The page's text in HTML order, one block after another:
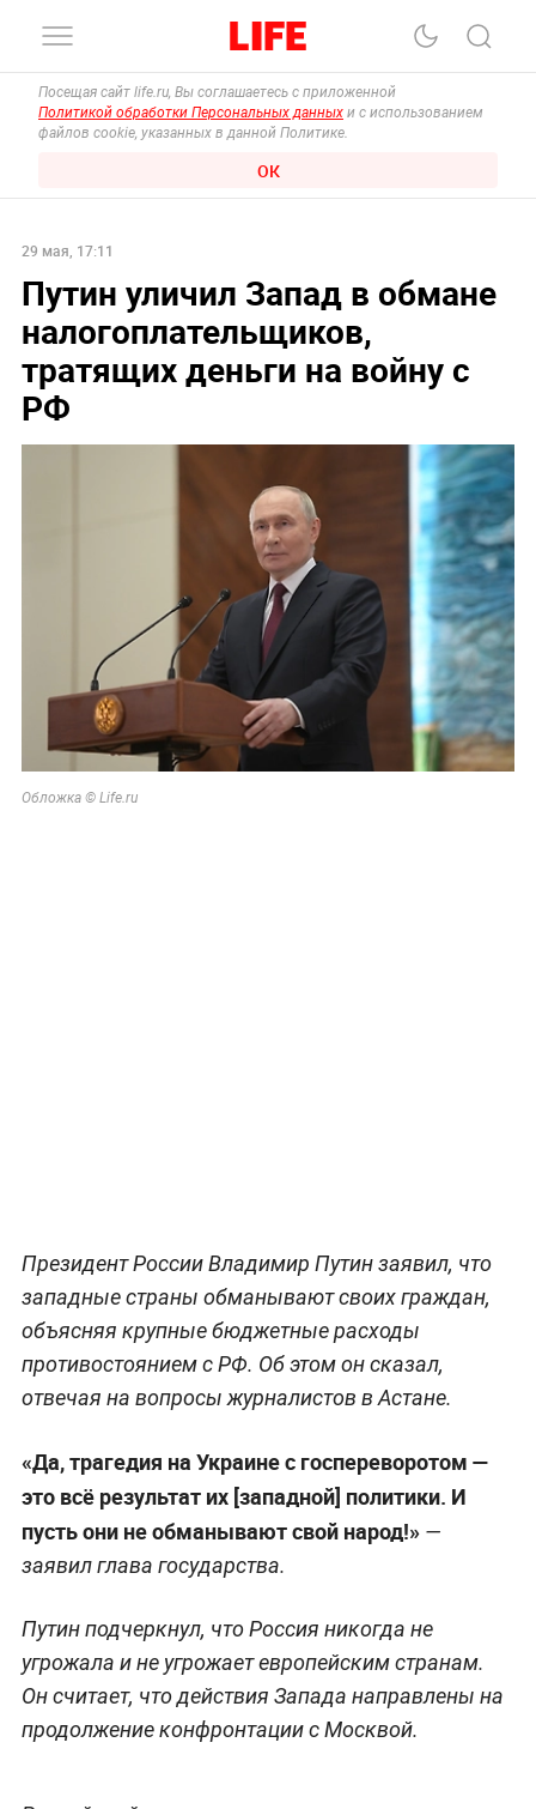
Посещая сайт life.ru, Вы соглашаетесь с приложенной
Политикой обработки Персональных данных и с использованием
файлов cookie, указанных в данной Политике.
ОК
29 мая, 17:11
Путин уличил Запад в обмане
налогоплательщиков,
тратящих деньги на войну с
РФ
Обложка © Life.ru
Президент России Владимир Путин заявил, что
западные страны обманывают своих граждан,
объясняя крупные бюджетные расходы
противостоянием с РФ. Об этом он сказал,
отвечая на вопросы журналистов в Астане.
«Да, трагедия на Украине с госпереворотом —
это всё результат их [западной] политики. И
пусть они не обманывают свой народ!» —
заявил глава государства.
Путин подчеркнул, что Россия никогда не
угрожала и не угрожает европейским странам.
Он считает, что действия Запада направлены на
продолжение конфронтации с Москвой.